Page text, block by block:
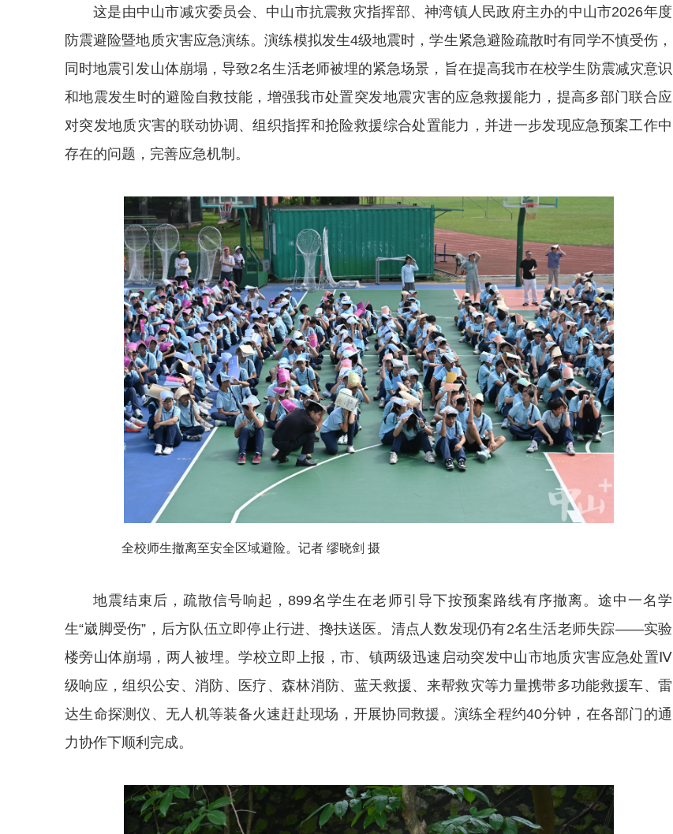
这是由中山市减灾委员会、中山市抗震救灾指挥部、神湾镇人民政府主办的中山市2026年度
防震避险暨地质灾害应急演练。演练模拟发生4级地震时，学生紧急避险疏散时有同学不慎受伤，
同时地震引发山体崩塌，导致2名生活老师被埋的紧急场景，旨在提高我市在校学生防震减灾意识
和地震发生时的避险自救技能，增强我市处置突发地震灾害的应急救援能力，提高多部门联合应
对突发地质灾害的联动协调、组织指挥和抢险救援综合处置能力，并进一步发现应急预案工作中
存在的问题，完善应急机制。
全校师生撤离至安全区域避险。记者 缪晓剑 摄
地震结束后，疏散信号响起，899名学生在老师引导下按预案路线有序撤离。途中一名学
生“崴脚受伤”，后方队伍立即停止行进、搀扶送医。清点人数发现仍有2名生活老师失踪——实验
楼旁山体崩塌，两人被埋。学校立即上报，市、镇两级迅速启动突发中山市地质灾害应急处置Ⅳ
级响应，组织公安、消防、医疗、森林消防、蓝天救援、来帮救灾等力量携带多功能救援车、雷
达生命探测仪、无人机等装备火速赶赴现场，开展协同救援。演练全程约40分钟，在各部门的通
力协作下顺利完成。